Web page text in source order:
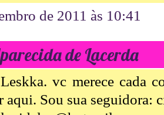
de 2011 às 10:41
de Lacerda
vc merece cada
aqui. Sou sua seguidora: